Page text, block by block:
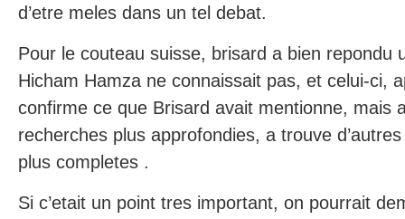
d’etre meles dans un tel debat.
Pour le couteau suisse, brisard a bien repondu
Hicham Hamza ne connaissait pas, et celui-ci,
confirme ce que Brisard avait mentionne, mais
recherches plus approfondies, a trouve
plus completes .
Si c’etait un point tres important, on pourrait